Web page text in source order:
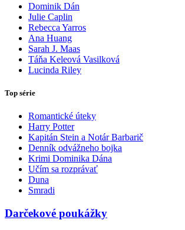
Dominik Dán
Julie Caplin
Rebecca Yarros
Ana Huang
Sarah J. Maas
Táňa Keleová Vasilková
Lucinda Riley
Top série
Romantické úteky
Harry Potter
Kapitán Stein a Notár Barbarič
Denník odvážneho bojka
Krimi Dominika Dána
Učím sa rozprávať
Duna
Smradi
Darčekové poukážky